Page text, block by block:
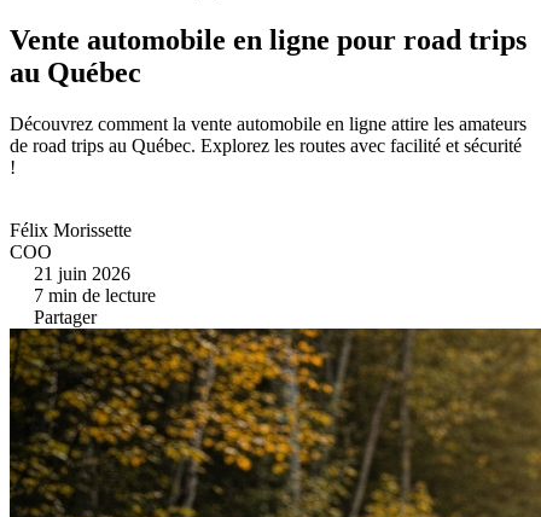
Vente automobile en ligne pour road trips
au Québec
Découvrez comment la vente automobile en ligne attire les amateurs
de road trips au Québec. Explorez les routes avec facilité et sécurité
!
Félix Morissette
COO
21 juin 2026
7 min de lecture
Partager